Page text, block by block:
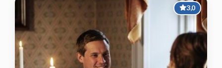
3,0